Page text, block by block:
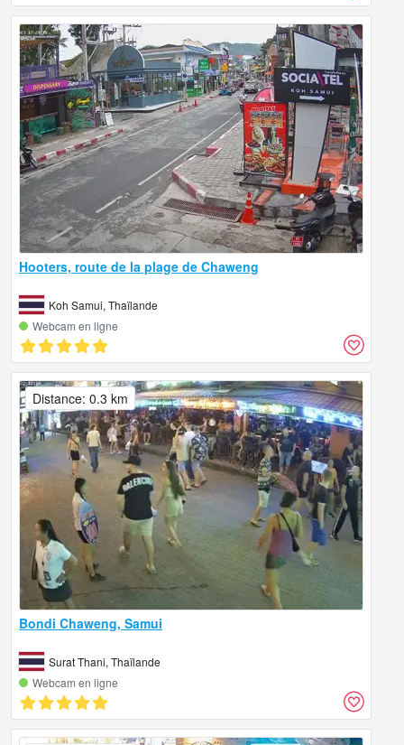
Hooters, route de la plage de Chaweng
Koh Samui, Thaïlande
Webcam en ligne
Bondi Chaweng, Samui
Surat Thani, Thaïlande
Webcam en ligne
Distance: 0.3 km